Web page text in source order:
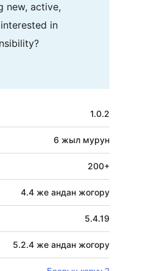
new, active,
in
1.0.2
6 жыл мурун
200+
4.4 же андан жогору
5.4.19
5.2.4 же андан жогору